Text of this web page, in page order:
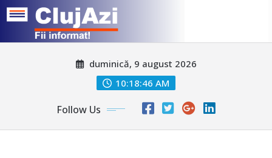
duminică, 9 august 2026
10:18:49 AM
Follow Us